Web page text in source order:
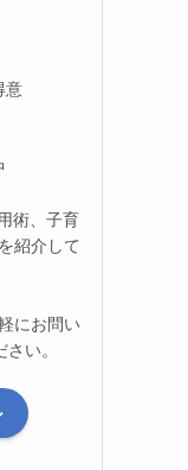
意
術、子育
紹介して
にお問い
い。